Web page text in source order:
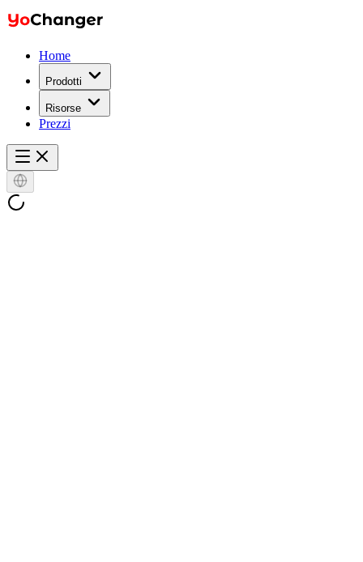
Home
Prodotti
Risorse
Prezzi